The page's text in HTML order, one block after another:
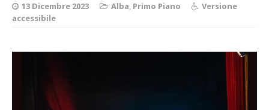
13 Dicembre 2023 Alba, Primo Piano
Versione
accessibile